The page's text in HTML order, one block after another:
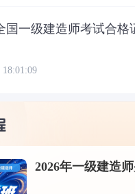
国一级建造师考试合格
18:01:09
2026年一级建造